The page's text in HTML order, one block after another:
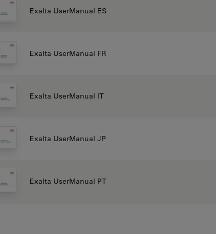
Exalta UserManual ES
Exalta UserManual FR
Exalta UserManual IT
Exalta UserManual JP
Exalta UserManual PT